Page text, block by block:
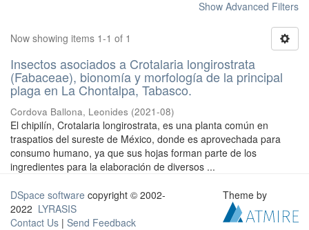
Show Advanced Filters
Now showing items 1-1 of 1
Insectos asociados a Crotalaria longirostrata
(Fabaceae), bionomía y morfología de la principal
plaga en La Chontalpa, Tabasco.
Cordova Ballona, Leonides (2021-08)
El chipilín, Crotalaria longirostrata, es una planta común en
traspatios del sureste de México, donde es aprovechada para
consumo humano, ya que sus hojas forman parte de los
ingredientes para la elaboración de diversos ...
DSpace software copyright © 2002-
2022 LYRASIS
Contact Us | Send Feedback
Theme by